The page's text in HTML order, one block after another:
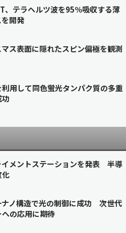
、テラヘルツ波を95％吸収する薄
開発
ス表面に隠れたスピン偏極を観測
用して同色蛍光タンパク質の多重
イメントステーションを発表 半導
化
ナノ構造で光の制御に成功 次世代
の応用に期待